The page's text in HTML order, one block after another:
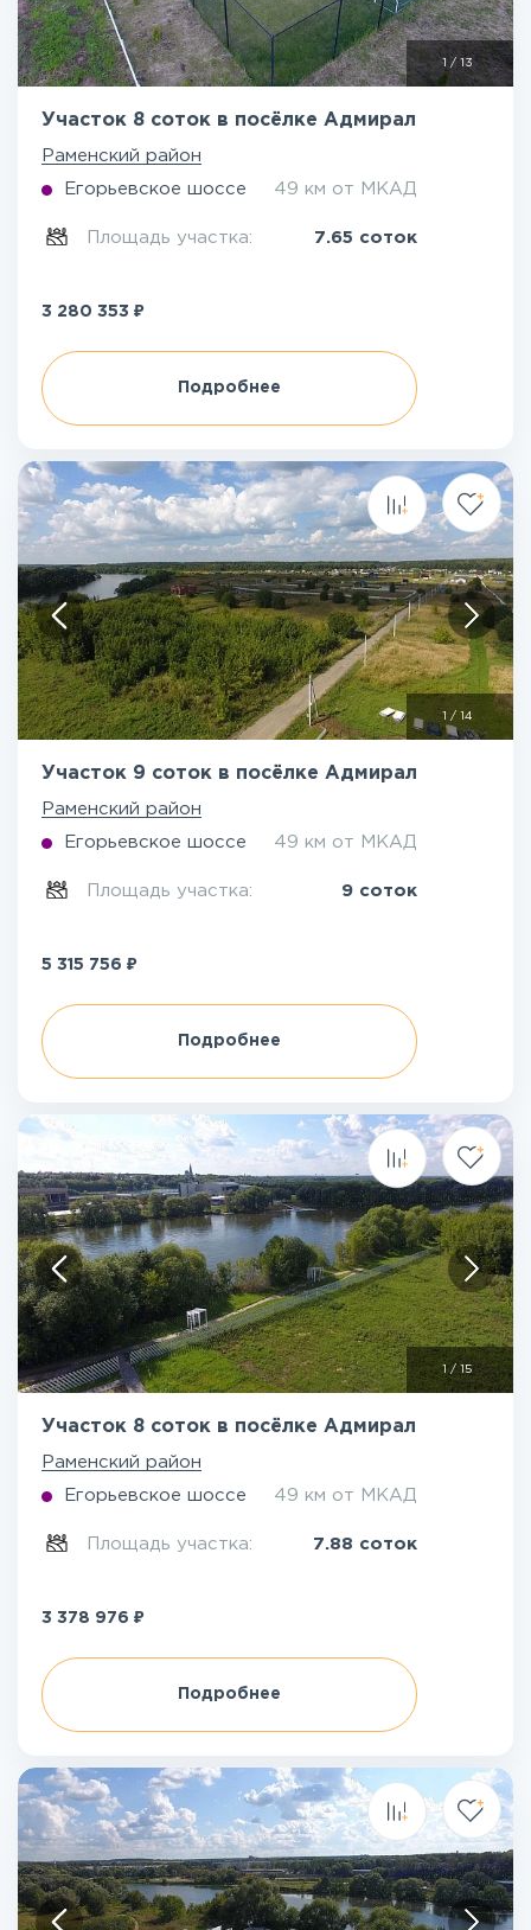
1 / 13
Участок 8 соток в посёлке Адмирал
Раменский район
Егорьевское шоссе 49 км от МКАД
Площадь участка: 7.65 соток
3 280 353 ₽
Подробнее
1 / 14
Участок 9 соток в посёлке Адмирал
Раменский район
Егорьевское шоссе 49 км от МКАД
Площадь участка: 9 соток
5 315 756 ₽
Подробнее
1/ 15
Участок 8 соток в посёлке Адмирал
Раменский район
Егорьевское шоссе 49 км от МКАД
Площадь участка: 7.88 соток
3 378 976 ₽
Подробнее